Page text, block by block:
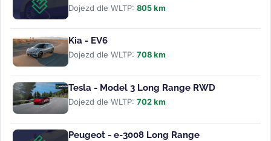
Dojezd dle WLTP: 805 km
Kia - EV6
Dojezd dle WLTP: 708 km
Tesla - Model 3 Long Range RWD
Dojezd dle WLTP: 702 km
Peugeot - e-3008 Long Range